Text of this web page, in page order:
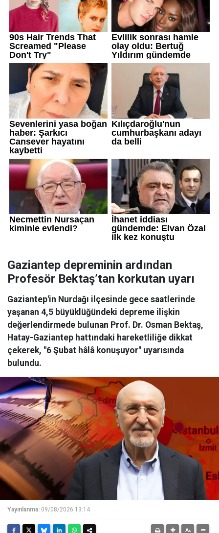
Gaziantep depreminin ardından
Profesör Bektaş’tan korkutan uyarı
Gaziantep'in Nurdağı ilçesinde gece saatlerinde
yaşanan 4,5 büyüklüğündeki depreme ilişkin
değerlendirmede bulunan Prof. Dr. Osman Bektaş,
Hatay-Gaziantep hattındaki hareketliliğe dikkat
çekerek, "6 Şubat hâlâ konuşuyor" uyarısında
bulundu.
Yayınlanma: 09/08/2026 13:14